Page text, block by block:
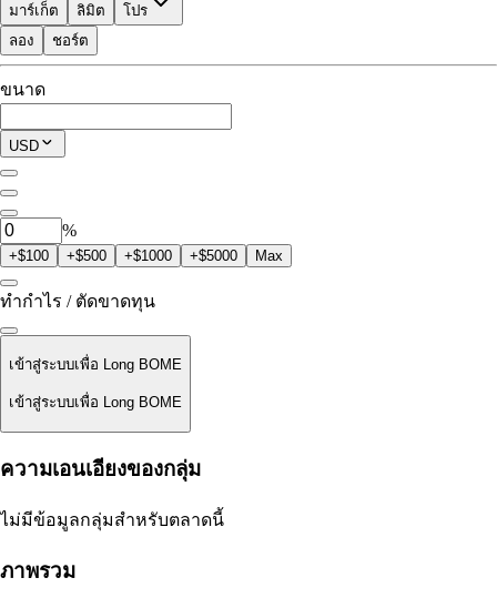
มาร์เก็ต ลิมิต โปร
ที่ใช้เทรดได้
$0.00
โพซิชันปัจจุบัน
0 BOME
ลอง ชอร์ต
ขนาด
USD
%
+$100 +$500 +$1000 +$5000 Max
ทำกำไร / ตัดขาดทุน
เข้าสู่ระบบเพื่อ Long BOME
เข้าสู่ระบบเพื่อ Long BOME
ราคาชำระ
ไม่มีข้อมูล
ความเอนเอียงของกลุ่ม
ไม่มีข้อมูลกลุ่มสำหรับตลาดนี้
ภาพรวม